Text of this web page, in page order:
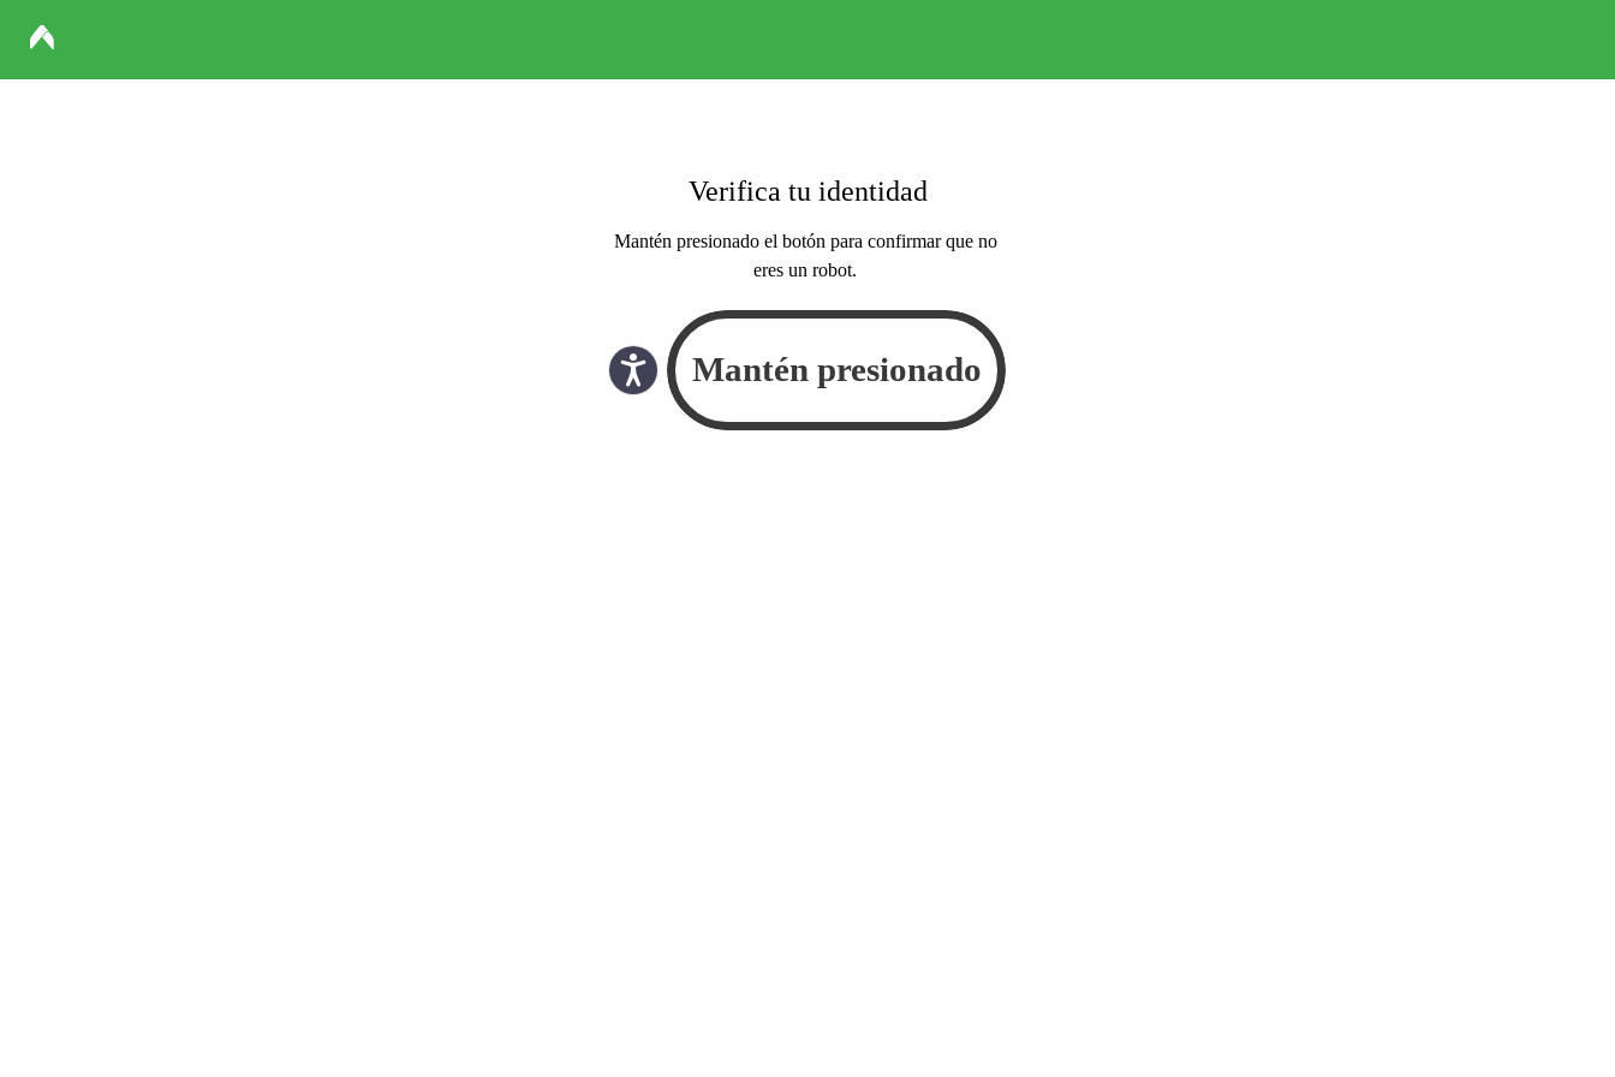
Verifica tu identidad
Mantén presionado el botón para confirmar que no
eres un robot.